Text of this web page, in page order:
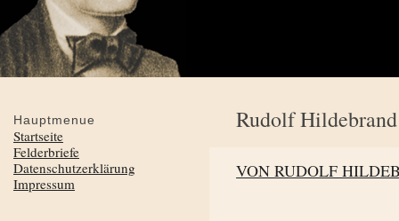
Rudolf Hildebrand
VON RUDOLF
Hauptmenue
Startseite
Felderbriefe
Datenschutzerklärung
Impressum